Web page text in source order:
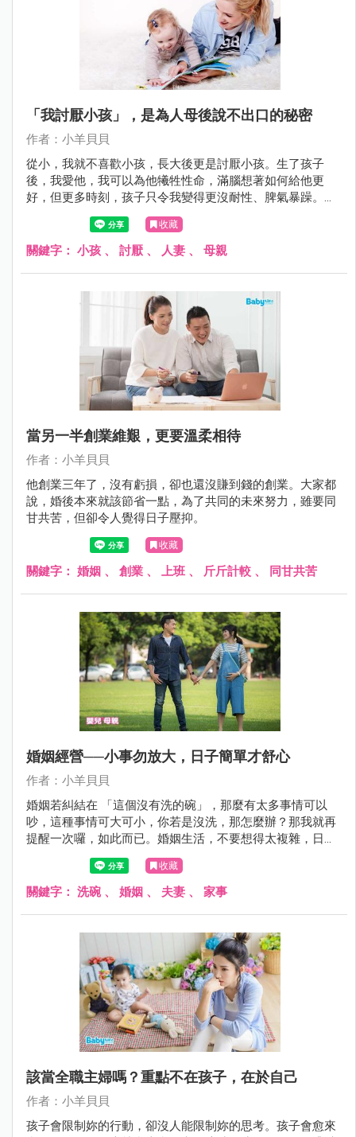
「我討厭小孩」，是為人母後說不出口的秘密
作者：小羊貝貝
從小，我就不喜歡小孩，長大後更是討厭小孩。生了孩子
後，我愛他，我可以為他犧牲性命，滿腦想著如何給他更
好，但更多時刻，孩子只令我變得更沒耐性、脾氣暴躁。有
了孩子之後，我更確切知道「我真的不喜歡小孩」，「我的
內建母愛，應該是朋友圈裡最少的吧？！」我常常這樣想。
收藏
關鍵字： 小孩 、 討厭 、 人妻 、 母親
當另一半創業維艱，更要溫柔相待
作者：小羊貝貝
他創業三年了，沒有虧損，卻也還沒賺到錢的創業。大家都
說，婚後本來就該節省一點，為了共同的未來努力，雖要同
甘共苦，但卻令人覺得日子壓抑。
收藏
關鍵字： 婚姻 、 創業 、 上班 、 斤斤計較 、 同甘共苦
婚姻經營──小事勿放大，日子簡單才舒心
作者：小羊貝貝
婚姻若糾結在 「這個沒有洗的碗」，那麼有太多事情可以
吵，這種事情可大可小，你若是沒洗，那怎麼辦？那我就再
提醒一次囉，如此而已。婚姻生活，不要想得太複雜，日子
簡單，才會順心。
收藏
關鍵字： 洗碗 、 婚姻 、 夫妻 、 家事
該當全職主婦嗎？重點不在孩子，在於自己
作者：小羊貝貝
孩子會限制妳的行動，卻沒人能限制妳的思考。孩子會愈來